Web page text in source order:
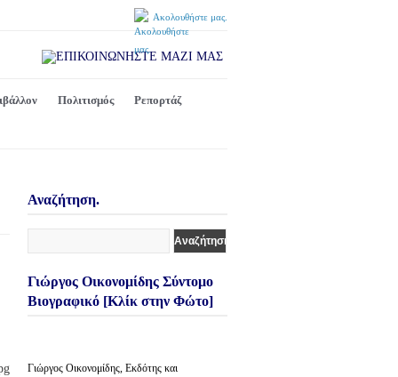
Ακολουθήστε μας.
Πολιτισμός Ρεπορτάζ
Αναζήτηση.
Γιώργος Οικονομίδης Σύντομο
Βιογραφικό [Κλίκ στην Φώτο]
Γιώργος Οικονομίδης, Εκδότης και